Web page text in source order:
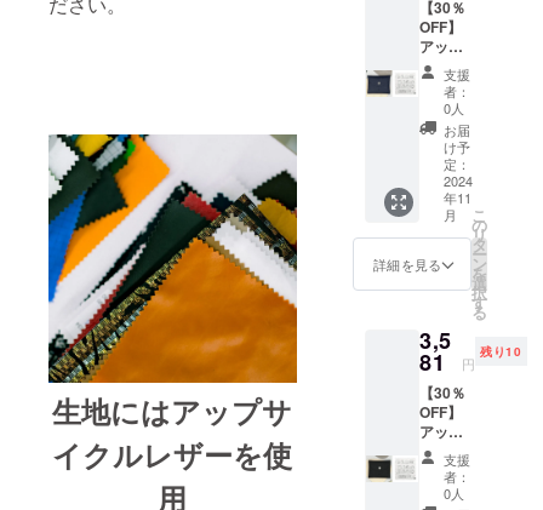
生地にはアップサ
イクルレザーを使
用
様のご
住所を
ご記入
くださ
ルレ
ザー
（牛
革） ※
基本的
に追跡
可能な
メール
便での
発送と
なりま
す。 ※
複数の
送付先
ます。
※必ずご
購入者
様のご
住所を
ご記入
くださ
込・送
Fで購入
いただ
けま
す。 ＜
詳細＞
・カ
ラー：
ラベン
ダー ・
数量：1
点 ・サ
イズ：
約縦8 ×
横9.5 ×
材：
アップ
サイク
ルレ
ザー
（牛
革） ※
基本的
に追跡
【30％
OFF】
アップ
サイク
ルレ
ザーを
使用し
たマル
チケー
ス（ネ
ビー）
＆ハン
カチ
（おは
ようor
み）
セット
●先着10
様 /一般
販売予
定価格
5,115円
の商品
支援
者：
0人
お届
け予
定：
2024
年11
月
詳細を見る
こ
の
リ
タ
ー
ン
を
選
択
す
る
3,5
81 円
残り10
【30％
OFF】
アップ
サイク
ルレ
ザーを
支援
者：
0人